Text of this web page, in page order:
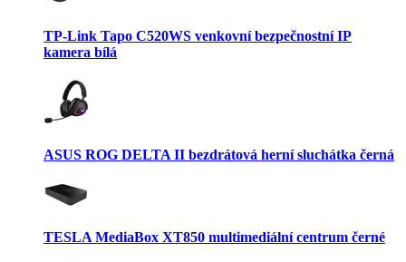
TP-Link Tapo C520WS venkovní bezpečnostní IP
kamera bílá
ASUS ROG DELTA II bezdrátová herní sluchátka černá
TESLA MediaBox XT850 multimediální centrum černé